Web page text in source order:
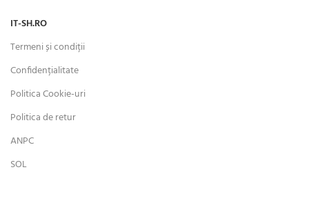
IT-SH.RO
Termeni și condiții
Confidențialitate
Politica Cookie-uri
Politica de retur
ANPC
SOL